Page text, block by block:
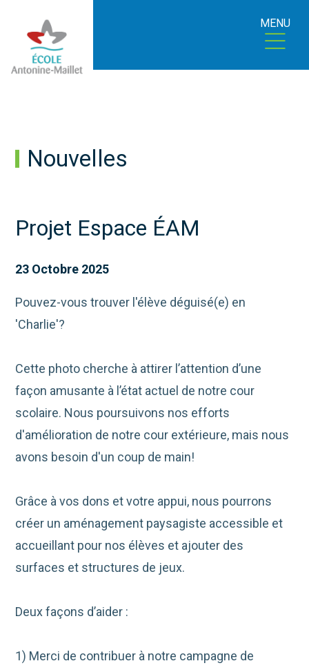
MENU
Nouvelles
Projet Espace ÉAM
23 Octobre 2025
Pouvez-vous trouver l'élève déguisé(e) en
'Charlie'?
Cette photo cherche à attirer l’attention d’une
façon amusante à l’état actuel de notre cour
scolaire. Nous poursuivons nos efforts
d'amélioration de notre cour extérieure, mais nous
avons besoin d'un coup de main!
Grâce à vos dons et votre appui, nous pourrons
créer un aménagement paysagiste accessible et
accueillant pour nos élèves et ajouter des
surfaces et structures de jeux.
Deux façons d’aider :
1) Merci de contribuer à notre campagne de